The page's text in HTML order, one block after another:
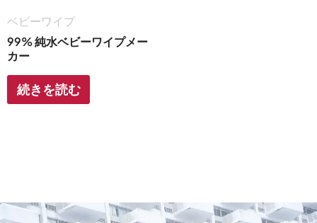
ベビーワイプ
99% 純水ベビーワイプメー
カー
続きを読む